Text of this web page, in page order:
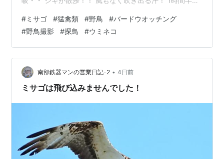
ているのは同じ「じじばば」ばかり！ 最近は新顔が来
た！と思われているでしょうね！ ゆっくりクールダウン
して・・ 我が町の軽井沢（図書館）へ・・ 軽井沢は良く
冷えていました。 寒すぎて・・ 冷風の来ないポイントを
探すのに 「右往左往」・・！ 今日は軽井沢（図書館）…
#ミサゴ #猛禽類 #野鳥 #バードウオッチング
#野鳥撮影 #探鳥 #ウミネコ
南部鉄器マンの営業日記-2 • 4日前
ミサゴは飛び込みませんでした！